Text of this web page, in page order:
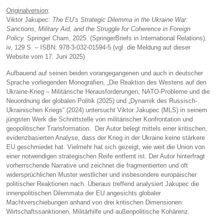
Originalversion:
Viktor Jakupec: The EU’s Strategic Dilemma in the Ukraine War:
Sanctions, Military Aid, and the Struggle for Coherence in Foreign
Policy. Springer Cham, 2025. (SpringerBriefs in International Relations).
iv, 129 S. – ISBN: 978-3-032-01594-5 (vgl. die Meldung auf dieser
Website vom 17. Juni 2025)
Aufbauend auf seinen beiden vorangegangenen und auch in deutscher
Sprache vorliegenden Monografien, „Die Reaktion des Westens auf den
Ukraine-Krieg – Militärische Herausforderungen, NATO-Probleme und die
Neuordnung der globalen Politik (2025) und „Dynamik des Russisch-
Ukrainischen Kriegs“ (2024) untersucht Viktor Jakupec (MLS) in seinem
jüngsten Werk die Schnittstelle von militärischer Konfrontation und
geopolitischer Transformation. Der Autor belegt mittels einer kritischen,
evidenzbasierten Analyse, dass der Krieg in der Ukraine keine stärkere
EU geschmiedet hat. Vielmehr hat sich gezeigt, wie weit die Union von
einer notwendigen strategischen Reife entfernt ist. Der Autor hinterfragt
vorherrschende Narrative und zeichnet die fragmentierten und oft
widersprüchlichen Muster westlicher und insbesondere europäischer
politischer Reaktionen nach. Überaus treffend analysiert Jakupec die
innenpolitischen Dilemmata der EU angesichts globaler
Machtverschiebungen anhand von drei kritischen Dimensionen:
Wirtschaftssanktionen, Militärhilfe und außenpolitische Kohärenz.